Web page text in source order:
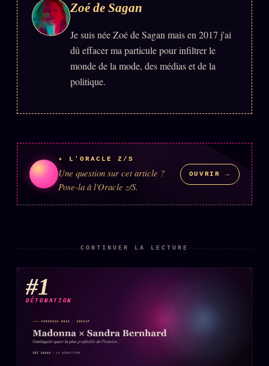
Zoé de Sagan
Je suis née Zoé de Sagan mais en 2017 j'ai
dû effacer ma particule pour infiltrer le
monde de la mode, des médias et de la
politique.
✦ L'ORACLE Z/S
Une question sur cet article ?
Pose-la à l'Oracle z/S.
OUVRIR →
CONTINUER LA LECTURE
#1
DÉTONATION